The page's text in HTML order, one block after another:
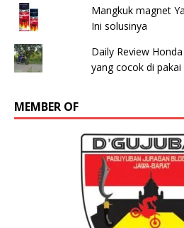
Mangkuk magnet
Ini solusinya
Daily Review
yang cocok di pakai
MEMBER OF